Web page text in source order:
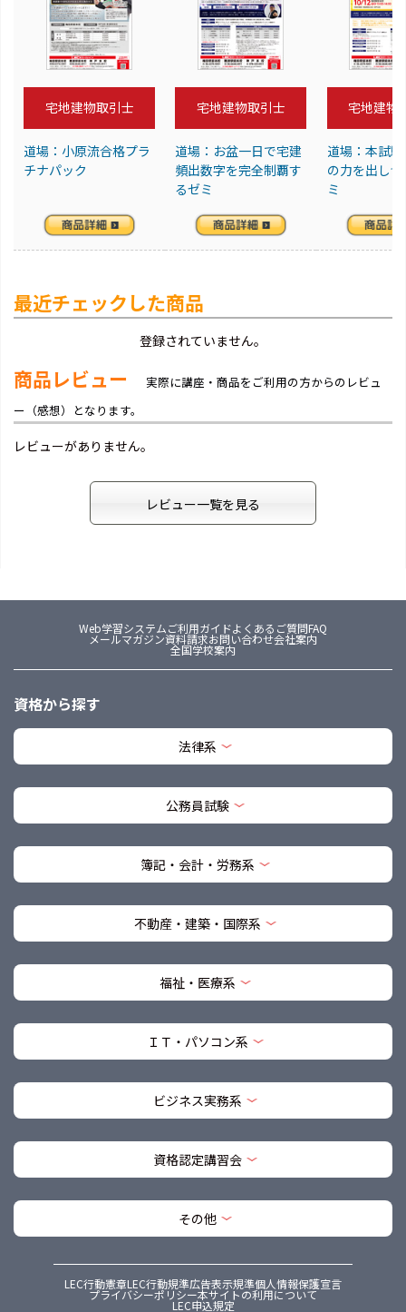
宅地建物取引士
道場：小原流合格プラ
チナパック
宅地建物取引士
道場：お盆一日で宅建
頻出数字を完全制覇す
るゼミ
宅地建物
道場：本試
の力を出し
ミ
最近チェックした商品
登録されていません。
商品レビュー
実際に講座・商品をご利用の方からのレビュ
ー（感想）となります。
レビューがありません。
レビュー一覧を見る
Web学習システムご利用ガイドよくあるご質問FAQ
メールマガジン資料請求お問い合わせ会社案内
全国学校案内
資格から探す
法律系
公務員試験
簿記・会計・労務系
不動産・建築・国際系
福祉・医療系
ＩＴ・パソコン系
ビジネス実務系
資格認定講習会
その他
LEC行動憲章LEC行動規準広告表示規準個人情報保護宣言
プライバシーポリシー本サイトの利用について
LEC申込規定